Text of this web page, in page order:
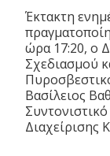
Έκτακτη
ώρα 17:20, ο
Σχεδιασμού
Βασίλειος
Διαχείρισης